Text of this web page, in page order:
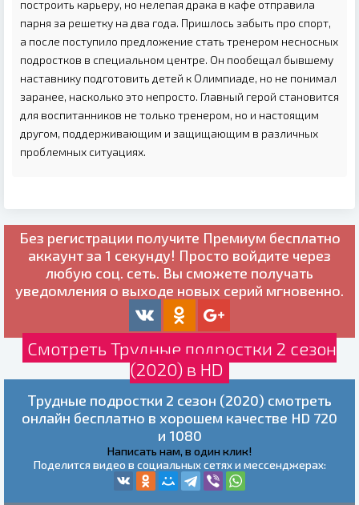
построить карьеру, но нелепая драка в кафе отправила
парня за решетку на два года. Пришлось забыть про спорт,
а после поступило предложение стать тренером несносных
подростков в специальном центре. Он пообещал бывшему
наставнику подготовить детей к Олимпиаде, но не понимал
заранее, насколько это непросто. Главный герой становится
для воспитанников не только тренером, но и настоящим
другом, поддерживающим и защищающим в различных
проблемных ситуациях.
Без регистрации получите Премиум бесплатно
аккаунт за 1 секунду! Просто войдите через
любую соц. сеть. Вы сможете получать
уведомления о выходе новых серий мгновенно.
Смотреть Трудные подростки 2 сезон
(2020) в HD
Трудные подростки 2 сезон (2020) смотреть
онлайн бесплатно в хорошем качестве HD 720
и 1080
Написать нам, в один клик!
Поделится видео в социальных сетях и мессенджерах: